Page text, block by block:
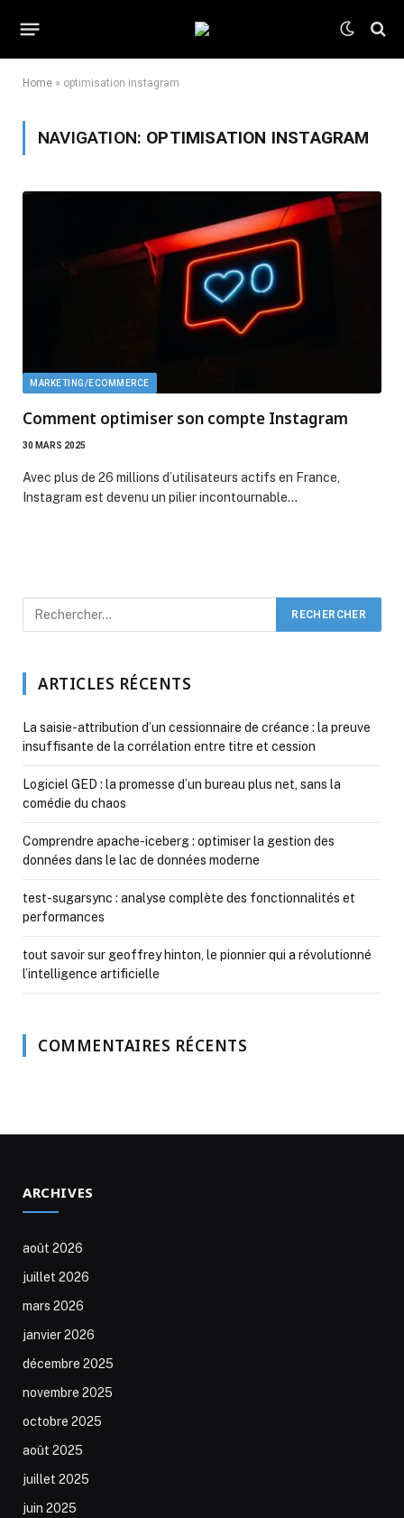
Home » optimisation instagram
NAVIGATION: OPTIMISATION INSTAGRAM
MARKETING/ECOMMERCE
Comment optimiser son compte Instagram
30 MARS 2025
Avec plus de 26 millions d’utilisateurs actifs en France,
Instagram est devenu un pilier incontournable…
ARTICLES RÉCENTS
La saisie-attribution d’un cessionnaire de créance : la preuve
insuffisante de la corrélation entre titre et cession
Logiciel GED : la promesse d’un bureau plus net, sans la
comédie du chaos
Comprendre apache-iceberg : optimiser la gestion des
données dans le lac de données moderne
test-sugarsync : analyse complète des fonctionnalités et
performances
tout savoir sur geoffrey hinton, le pionnier qui a révolutionné
l’intelligence artificielle
COMMENTAIRES RÉCENTS
ARCHIVES
août 2026
juillet 2026
mars 2026
janvier 2026
décembre 2025
novembre 2025
octobre 2025
août 2025
juillet 2025
juin 2025